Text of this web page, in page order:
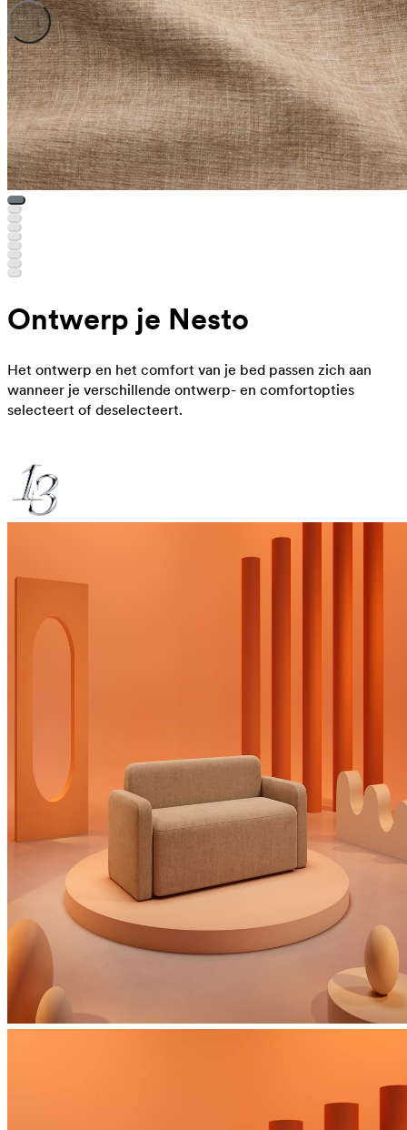
Ontwerp je Nesto
Het ontwerp en het comfort van je bed passen zich aan
wanneer je verschillende ontwerp- en comfortopties
selecteert of deselecteert.